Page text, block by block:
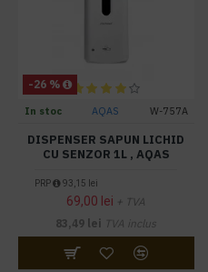
-26 %
In stoc AQAS W-757A
DISPENSER SAPUN LICHID
CU SENZOR 1L , AQAS
PRP 93,15 lei
69,00 lei + TVA
83,49 lei TVA inclus